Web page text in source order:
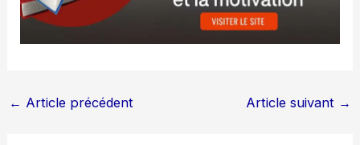
← Article précédent Article suivant →